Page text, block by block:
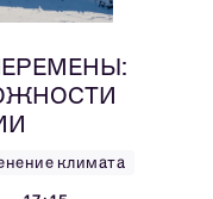
климата